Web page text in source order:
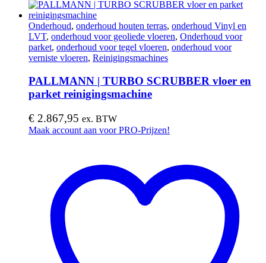
Onderhoud, onderhoud houten terras, onderhoud Vinyl en
LVT, onderhoud voor geoliede vloeren, Onderhoud voor
parket, onderhoud voor tegel vloeren, onderhoud voor
verniste vloeren, Reinigingsmachines
PALLMANN | TURBO SCRUBBER vloer en
parket reinigingsmachine
€ 2.867,95 ex. BTW
Maak account aan voor PRO-Prijzen!